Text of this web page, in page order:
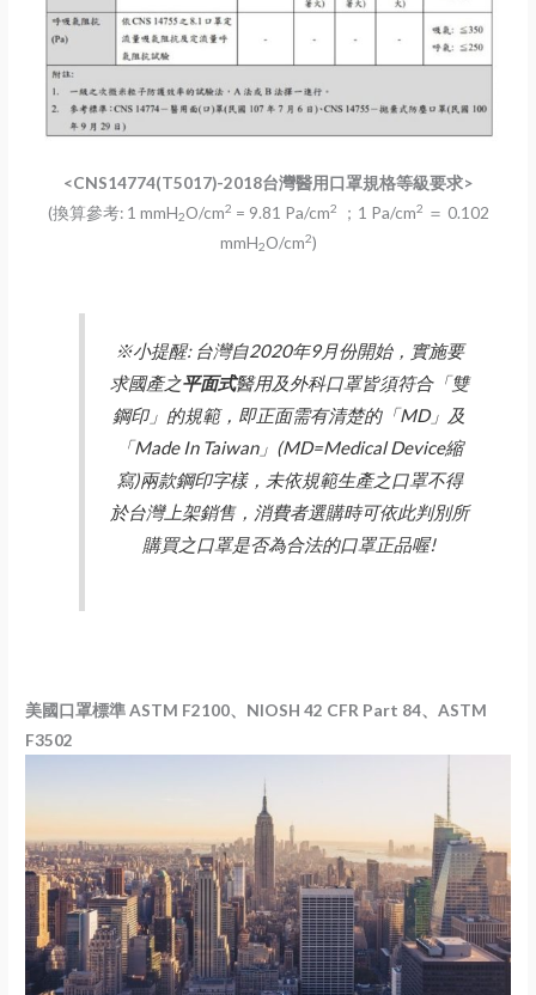
<CNS14774(T5017)-2018台灣醫用口罩規格等級要求>
(換算參考: 1 mmH2O/cm2 = 9.81 Pa/cm2 ；1 Pa/cm2 ＝ 0.102
mmH2O/cm2)
※小提醒: 台灣自2020年9月份開始，實施要
求國產之平面式醫用及外科口罩皆須符合「雙
鋼印」的規範，即正面需有清楚的「MD」及
「Made In Taiwan」(MD=Medical Device縮
寫)兩款鋼印字樣，未依規範生產之口罩不得
於台灣上架銷售，消費者選購時可依此判別所
購買之口罩是否為合法的口罩正品喔!
美國口罩標準 ASTM F2100、NIOSH 42 CFR Part 84、ASTM
F3502